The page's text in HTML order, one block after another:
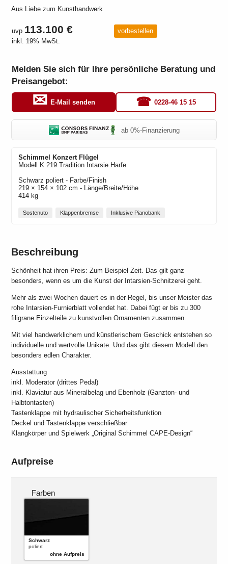
Aus Liebe zum Kunsthandwerk
uvp 113.100 €
inkl. 19% MwSt.
vorbestellen
Melden Sie sich für Ihre persönliche Beratung und
Preisangebot:
E-Mail senden 0228-46 15 15
ab 0%-Finanzierung
Schimmel Konzert Flügel
Modell
K 219 Tradition Intarsie Harfe
Schwarz poliert - Farbe/Finish
219 × 154 × 102 cm - Länge/Breite/Höhe
414 kg
Sostenuto Klappenbremse Inklusive Pianobank
Beschreibung
Schönheit hat ihren Preis: Zum Beispiel Zeit. Das gilt ganz
besonders, wenn es um die Kunst der Intarsien-Schnitzerei geht.
Mehr als zwei Wochen dauert es in der Regel, bis unser Meister das
rohe Intarsien-Furnierblatt vollendet hat. Dabei fügt er bis zu 300
filigrane Einzelteile zu kunstvollen Ornamenten zusammen.
Mit viel handwerklichem und künstlerischem Geschick entstehen so
individuelle und wertvolle Unikate. Und das gibt diesem Modell den
besonders edlen Charakter.
Ausstattung
inkl. Moderator (drittes Pedal)
inkl. Klaviatur aus Mineralbelag und Ebenholz (Ganzton- und
Halbtontasten)
Tastenklappe mit hydraulischer Sicherheitsfunktion
Deckel und Tastenklappe verschließbar
Klangkörper und Spielwerk „Original Schimmel CAPE-Design“
Aufpreise
Farben
Schwarz
poliert
ohne Aufpreis